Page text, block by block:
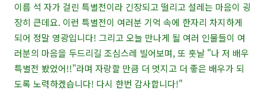
이름 석 자가 걸린 특별전이라 긴장되고 떨리고 설레는 마음이 굉
장히 큰데요. 이런 특별전이 여러분 기억 속에 한자리 차지하게
되어 정말 영광입니다! 그리고 오늘 만나게 될 여러 인물들이 여
러분의 마음을 두드리길 조심스레 빌어보며, 또 훗날 "나 저 배우
특별전 봤었어!!"라며 자랑할 만큼 더 멋지고 더 좋은 배우가 되
도록 노력하겠습니다! 다시 한번 감사합니다!"